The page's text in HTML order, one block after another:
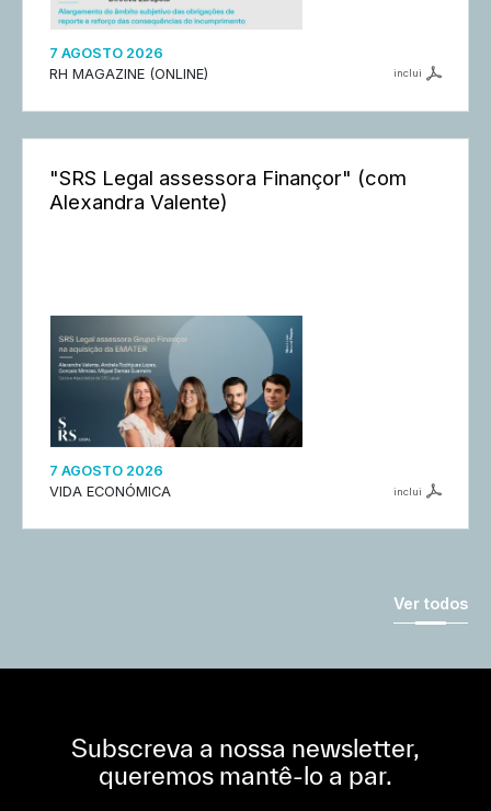
7 AGOSTO 2026
RH MAGAZINE (ONLINE)
inclui
"SRS Legal assessora Finançor" (com
Alexandra Valente)
7 AGOSTO 2026
VIDA ECONÓMICA
inclui
Ver todos
Subscreva a nossa newsletter,
queremos mantê-lo a par.